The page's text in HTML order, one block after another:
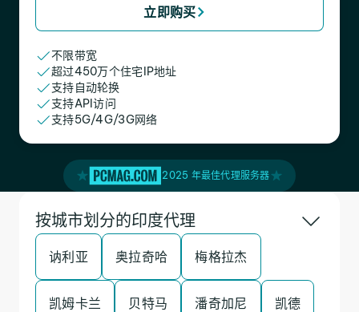
立即购买
不限带宽
超过450万个住宅IP地址
支持自动轮换
支持API访问
支持5G/4G/3G网络
2025 年最佳代理服务器
按城市划分的印度代理
讷利亚 奥拉奇哈 梅格拉杰
凯姆卡兰 贝特马 潘奇加尼 凯德